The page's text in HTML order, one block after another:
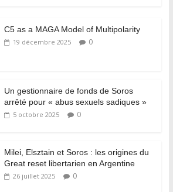
C5 as a MAGA Model of Multipolarity
19 décembre 2025 0
Un gestionnaire de fonds de Soros
arrêté pour « abus sexuels sadiques »
5 octobre 2025 0
Milei, Elsztain et Soros : les origines du
Great reset libertarien en Argentine
26 juillet 2025 0